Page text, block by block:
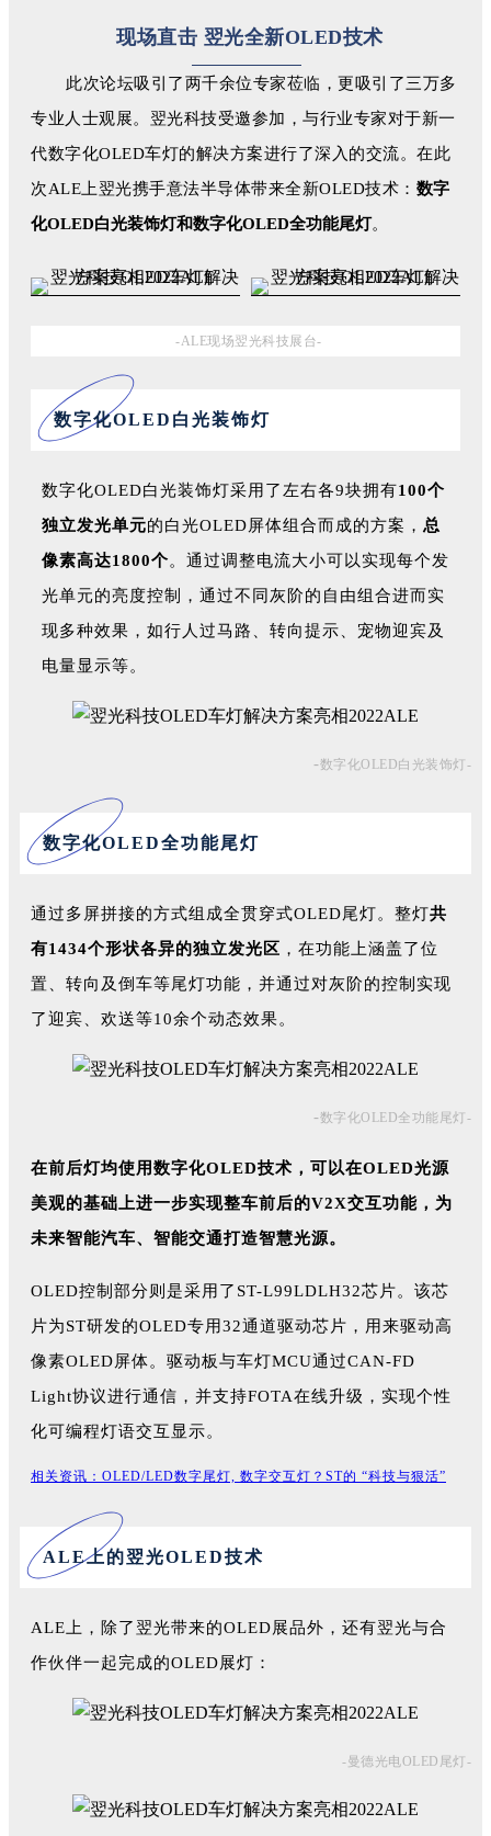
现场直击 翌光全新OLED技术
此次论坛吸引了两千余位专家莅临，更吸引了三万多
专业人士观展。翌光科技受邀参加，与行业专家对于新一
代数字化OLED车灯的解决方案进行了深入的交流。在此
次ALE上翌光携手意法半导体带来全新OLED技术： 数字
化OLED白光装饰灯和数字化OLED全功能尾灯。
-ALE现场翌光科技展台-
数字化OLED白光装饰灯
数字化OLED白光装饰灯采用了左右各9块拥有100个
独立发光单元的白光OLED屏体组合而成的方案， 总
像素高达1800个。通过调整电流大小可以实现每个发
光单元的亮度控制，通过不同灰阶的自由组合进而实
现多种效果，如行人过马路、转向提示、宠物迎宾及
电量显示等。
-数字化OLED白光装饰灯-
数字化OLED全功能尾灯
通过多屏拼接的方式组成全贯穿式OLED尾灯。整灯共
有1434个形状各异的独立发光区 ，在功能上涵盖了位
置、转向及倒车等尾灯功能，并通过对灰阶的控制实现
了迎宾、欢送等10余个动态效果。
-数字化OLED全功能尾灯-
在前后灯均使用数字化OLED技术，可以在OLED光源
美观的基础上进一步实现整车前后的V2X交互功能，为
未来智能汽车、智能交通打造智慧光源。
OLED控制部分则是采用了ST-L99LDLH32芯片。该芯
片为ST研发的OLED专用32通道驱动芯片，用来驱动高
像素OLED屏体。驱动板与车灯MCU通过CAN-FD
Light协议进行通信，并支持FOTA在线升级，实现个性
化可编程灯语交互显示。
相关资讯：OLED/LED数字尾灯, 数字交互灯？ST的 “科技与狠活”
ALE上的翌光OLED技术
ALE上，除了翌光带来的OLED展品外，还有翌光与合
作伙伴一起完成的OLED展灯：
-曼德光电OLED尾灯-